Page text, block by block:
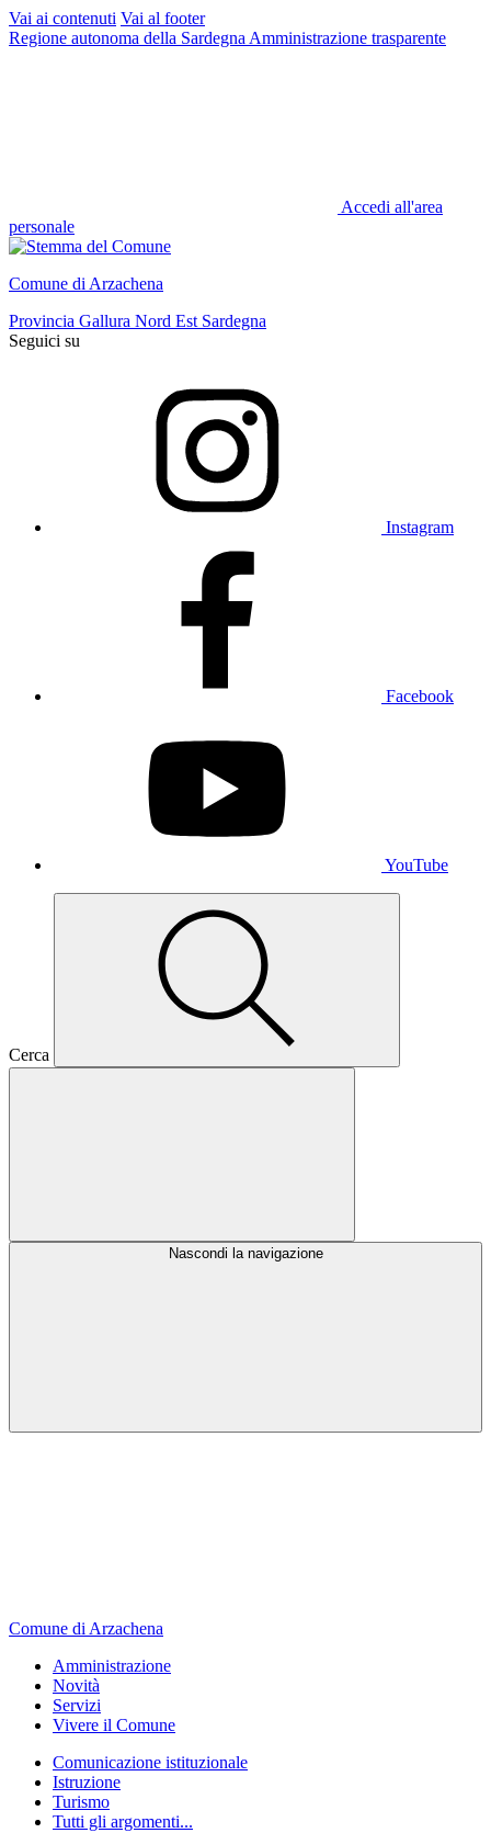
Vai ai contenuti Vai al footer
Regione autonoma della Sardegna Amministrazione trasparente
Accedi all'area
personale
Comune di Arzachena
Provincia Gallura Nord Est Sardegna
Seguici su
Instagram
Facebook
YouTube
Cerca
Nascondi la navigazione
Comune di Arzachena
Amministrazione
Novità
Servizi
Vivere il Comune
Comunicazione istituzionale
Istruzione
Turismo
Tutti gli argomenti...